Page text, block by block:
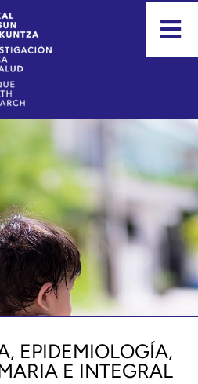
EPIDEMIOLOGÍA,
E INTEGRAL